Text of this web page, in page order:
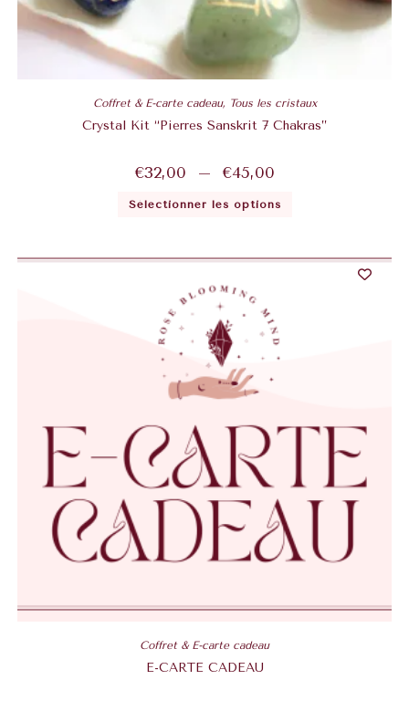
Coffret & E-carte cadeau, Tous les cristaux
Crystal Kit “Pierres Sanskrit 7 Chakras”
€32,00 – €45,00
Sélectionner les options
Coffret & E-carte cadeau
E-CARTE CADEAU